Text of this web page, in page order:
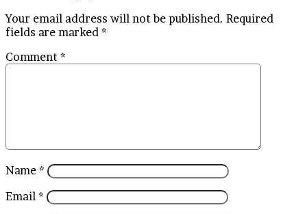
Your email address will not be published. Required
fields are marked *
Comment *
Name *
Email *